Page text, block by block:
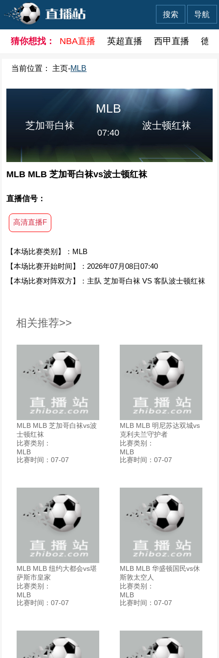
导航
搜索
猜你想找： NBA直播 英超直播 西甲直播 德
当前位置： 主页-MLB
芝加哥白袜
MLB
07:40
波士顿红袜
MLB MLB 芝加哥白袜vs波士顿红袜
直播信号：
高清直播F
【本场比赛类别】：MLB
【本场比赛开始时间】：2026年07月08日07:40
【本场比赛对阵双方】：主队 芝加哥白袜 VS 客队波士顿红袜
相关推荐>>
MLB MLB 芝加哥白袜vs波
士顿红袜
比赛类别：
MLB
比赛时间：07-07
MLB MLB 明尼苏达双城vs
克利夫兰守护者
比赛类别：
MLB
比赛时间：07-07
MLB MLB 纽约大都会vs堪
萨斯市皇家
比赛类别：
MLB
比赛时间：07-07
MLB MLB 华盛顿国民vs休
斯敦太空人
比赛类别：
MLB
比赛时间：07-07